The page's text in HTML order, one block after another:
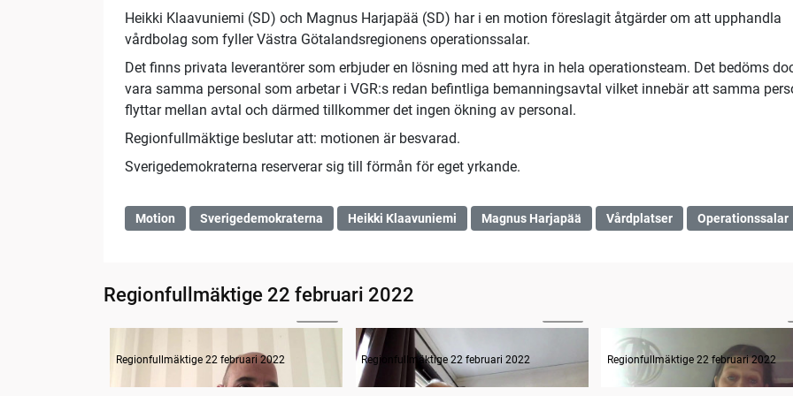
Heikki Klaavuniemi (SD) och Magnus Harjapää (SD) har i en motion föreslagit åtgärder om att upphandla
vårdbolag som fyller Västra Götalandsregionens operationssalar.
Det finns privata leverantörer som erbjuder en lösning med att hyra in hela operationsteam. Det bedöms
vara samma personal som arbetar i VGR:s redan befintliga bemanningsavtal vilket innebär att samma
flyttar mellan avtal och därmed tillkommer det ingen ökning av personal.
Regionfullmäktige beslutar att: motionen är besvarad.
Sverigedemokraterna reserverar sig till förmån för eget yrkande.
Motion Sverigedemokraterna Heikki Klaavuniemi Magnus Harjapää Vårdplatser Operationssalar
Regionfullmäktige 22 februari 2022
Regionfullmäktige 22 februari 2022 Regionfullmäktige 22 februari 2022 Regionfullmäktige 22 februari 2022